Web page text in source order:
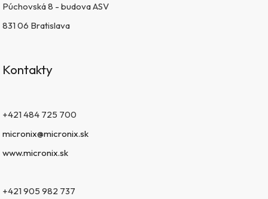
Púchovská 8 - budova ASV
831 06 Bratislava
Kontakty
+421 484 725 700
micronix@micronix.sk
www.micronix.sk
+421 905 982 737